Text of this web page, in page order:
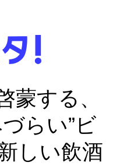
蒙する、
らい”ビ
しい飲酒